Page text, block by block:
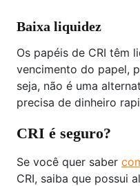
Baixa liquidez
Os papéis de CRI têm
vencimento do papel,
seja, não é uma
precisa de dinheiro
CRI é seguro?
Se você quer saber
CRI, saiba que possui